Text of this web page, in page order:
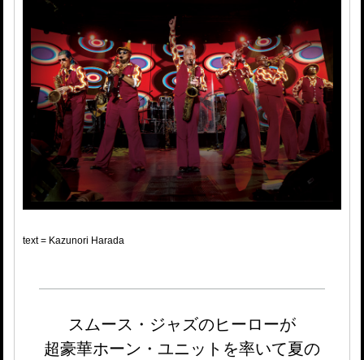
text = Kazunori Harada
スムース・ジャズのヒーローが
超豪華ホーン・ユニットを率いて夏の